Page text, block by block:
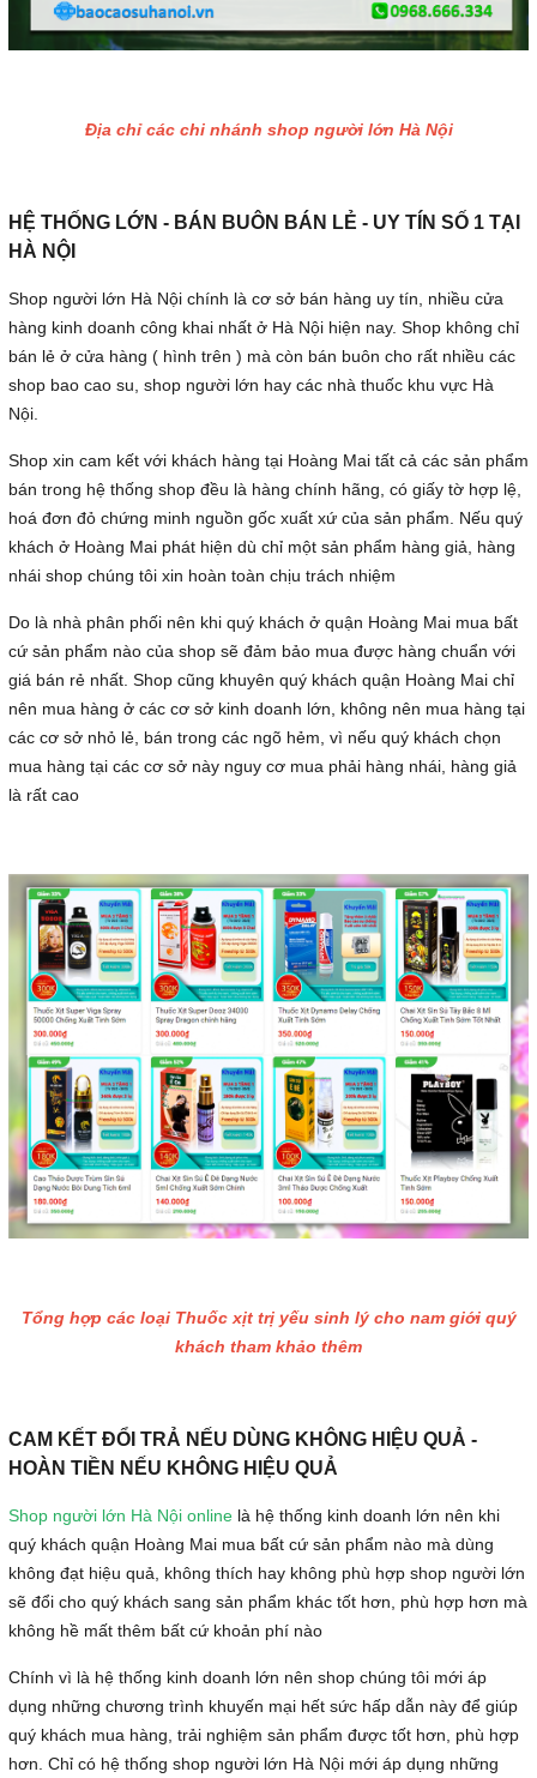
Địa chỉ các chi nhánh shop người lớn Hà Nội
HỆ THỐNG LỚN - BÁN BUÔN BÁN LẺ - UY TÍN SỐ 1 TẠI
HÀ NỘI
Shop người lớn Hà Nội chính là cơ sở bán hàng uy tín, nhiều cửa
hàng kinh doanh công khai nhất ở Hà Nội hiện nay. Shop không chỉ
bán lẻ ở cửa hàng ( hình trên ) mà còn bán buôn cho rất nhiều các
shop bao cao su, shop người lớn hay các nhà thuốc khu vực Hà
Nội.
Shop xin cam kết với khách hàng tại Hoàng Mai tất cả các sản phẩm
bán trong hệ thống shop đều là hàng chính hãng, có giấy tờ hợp lệ,
hoá đơn đỏ chứng minh nguồn gốc xuất xứ của sản phẩm. Nếu quý
khách ở Hoàng Mai phát hiện dù chỉ một sản phẩm hàng giả, hàng
nhái shop chúng tôi xin hoàn toàn chịu trách nhiệm
Do là nhà phân phối nên khi quý khách ở quận Hoàng Mai mua bất
cứ sản phẩm nào của shop sẽ đảm bảo mua được hàng chuẩn với
giá bán rẻ nhất. Shop cũng khuyên quý khách quận Hoàng Mai chỉ
nên mua hàng ở các cơ sở kinh doanh lớn, không nên mua hàng tại
các cơ sở nhỏ lẻ, bán trong các ngõ hẻm, vì nếu quý khách chọn
mua hàng tại các cơ sở này nguy cơ mua phải hàng nhái, hàng giả
là rất cao
Tổng hợp các loại Thuốc xịt trị yếu sinh lý cho nam giới quý
khách tham khảo thêm
CAM KẾT ĐỔI TRẢ NẾU DÙNG KHÔNG HIỆU QUẢ -
HOÀN TIỀN NẾU KHÔNG HIỆU QUẢ
Shop người lớn Hà Nội online là hệ thống kinh doanh lớn nên khi
quý khách quận Hoàng Mai mua bất cứ sản phẩm nào mà dùng
không đạt hiệu quả, không thích hay không phù hợp shop người lớn
sẽ đổi cho quý khách sang sản phẩm khác tốt hơn, phù hợp hơn mà
không hề mất thêm bất cứ khoản phí nào
Chính vì là hệ thống kinh doanh lớn nên shop chúng tôi mới áp
dụng những chương trình khuyến mại hết sức hấp dẫn này để giúp
quý khách mua hàng, trải nghiệm sản phẩm được tốt hơn, phù hợp
hơn. Chỉ có hệ thống shop người lớn Hà Nội mới áp dụng những